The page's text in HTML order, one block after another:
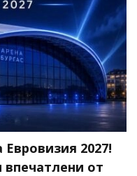
Евровизия 2027!
от